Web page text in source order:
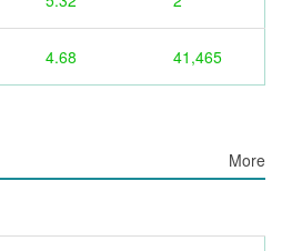
4.68 41,465
More